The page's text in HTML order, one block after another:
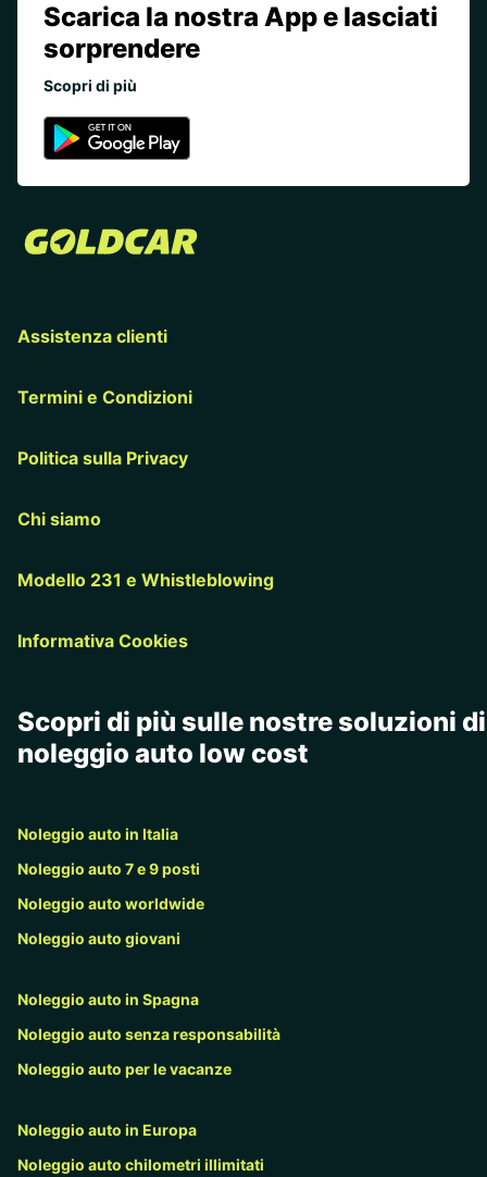
Scarica la nostra App e lasciati
sorprendere
Scopri di più
Assistenza clienti
Termini e Condizioni
Politica sulla Privacy
Chi siamo
Modello 231 e Whistleblowing
Informativa Cookies
Scopri di più sulle nostre soluzioni di
noleggio auto low cost
Noleggio auto in Italia
Noleggio auto 7 e 9 posti
Noleggio auto worldwide
Noleggio auto giovani
Noleggio auto in Spagna
Noleggio auto senza responsabilità
Noleggio auto per le vacanze
Noleggio auto in Europa
Noleggio auto chilometri illimitati